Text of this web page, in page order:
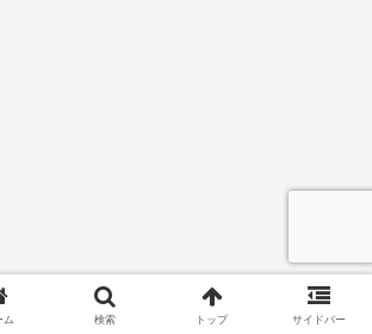
ム 検索 トップ サイドバー